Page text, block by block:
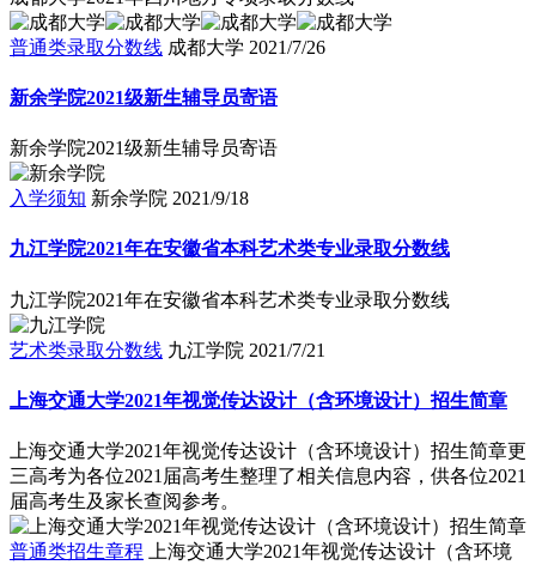
普通类录取分数线 成都大学 2021/7/26
新余学院2021级新生辅导员寄语
新余学院2021级新生辅导员寄语
入学须知 新余学院 2021/9/18
九江学院2021年在安徽省本科艺术类专业录取分数线
九江学院2021年在安徽省本科艺术类专业录取分数线
艺术类录取分数线 九江学院 2021/7/21
上海交通大学2021年视觉传达设计（含环境设计）招生简章
上海交通大学2021年视觉传达设计（含环境设计）招生简章更
三高考为各位2021届高考生整理了相关信息内容，供各位2021
届高考生及家长查阅参考。
普通类招生章程
上海交通大学2021年视觉传达设计（含环境